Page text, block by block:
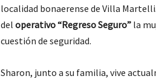
localidad bonaerense de Villa
del operativo “Regreso Seguro” la
cuestión de seguridad.
Sharon, junto a su familia, vive